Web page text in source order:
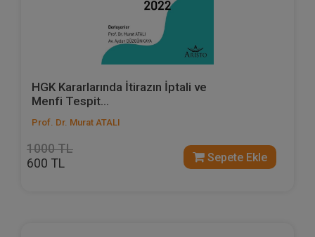
HGK Kararlarında İtirazın İptali ve
Menfi Tespit...
Prof. Dr. Murat ATALI
1000 TL
600 TL Sepete Ekle